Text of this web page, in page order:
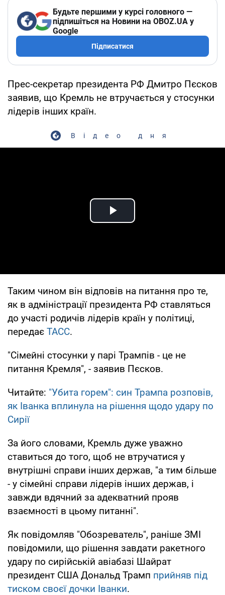
Будьте першими у курсі головного —
підпишіться на Новини на OBOZ.UA у
Google
Підписатися
Прес-секретар президента РФ Дмитро Пєсков
заявив, що Кремль не втручається у стосунки
лідерів інших країн.
Відео дня
Play Video
Таким чином він відповів на питання про те,
як в адміністрації президента РФ ставляться
до участі родичів лідерів країн у політиці,
передає ТАСС.
"Сімейні стосунки у парі Трампів - це не
питання Кремля", - заявив Пєсков.
Читайте: "Убита горем": син Трампа розповів,
як Іванка вплинула на рішення щодо удару по
Сирії
За його словами, Кремль дуже уважно
ставиться до того, щоб не втручатися у
внутрішні справи інших держав, "а тим більше
- у сімейні справи лідерів інших держав, і
завжди вдячний за адекватний прояв
взаємності в цьому питанні".
Як повідомляв "Обозреватель", раніше ЗМІ
повідомили, що рішення завдати ракетного
удару по сирійській авіабазі Шайрат
президент США Дональд Трамп прийняв під
тиском своєї дочки Іванки.